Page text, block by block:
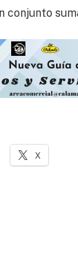
conjunto
X